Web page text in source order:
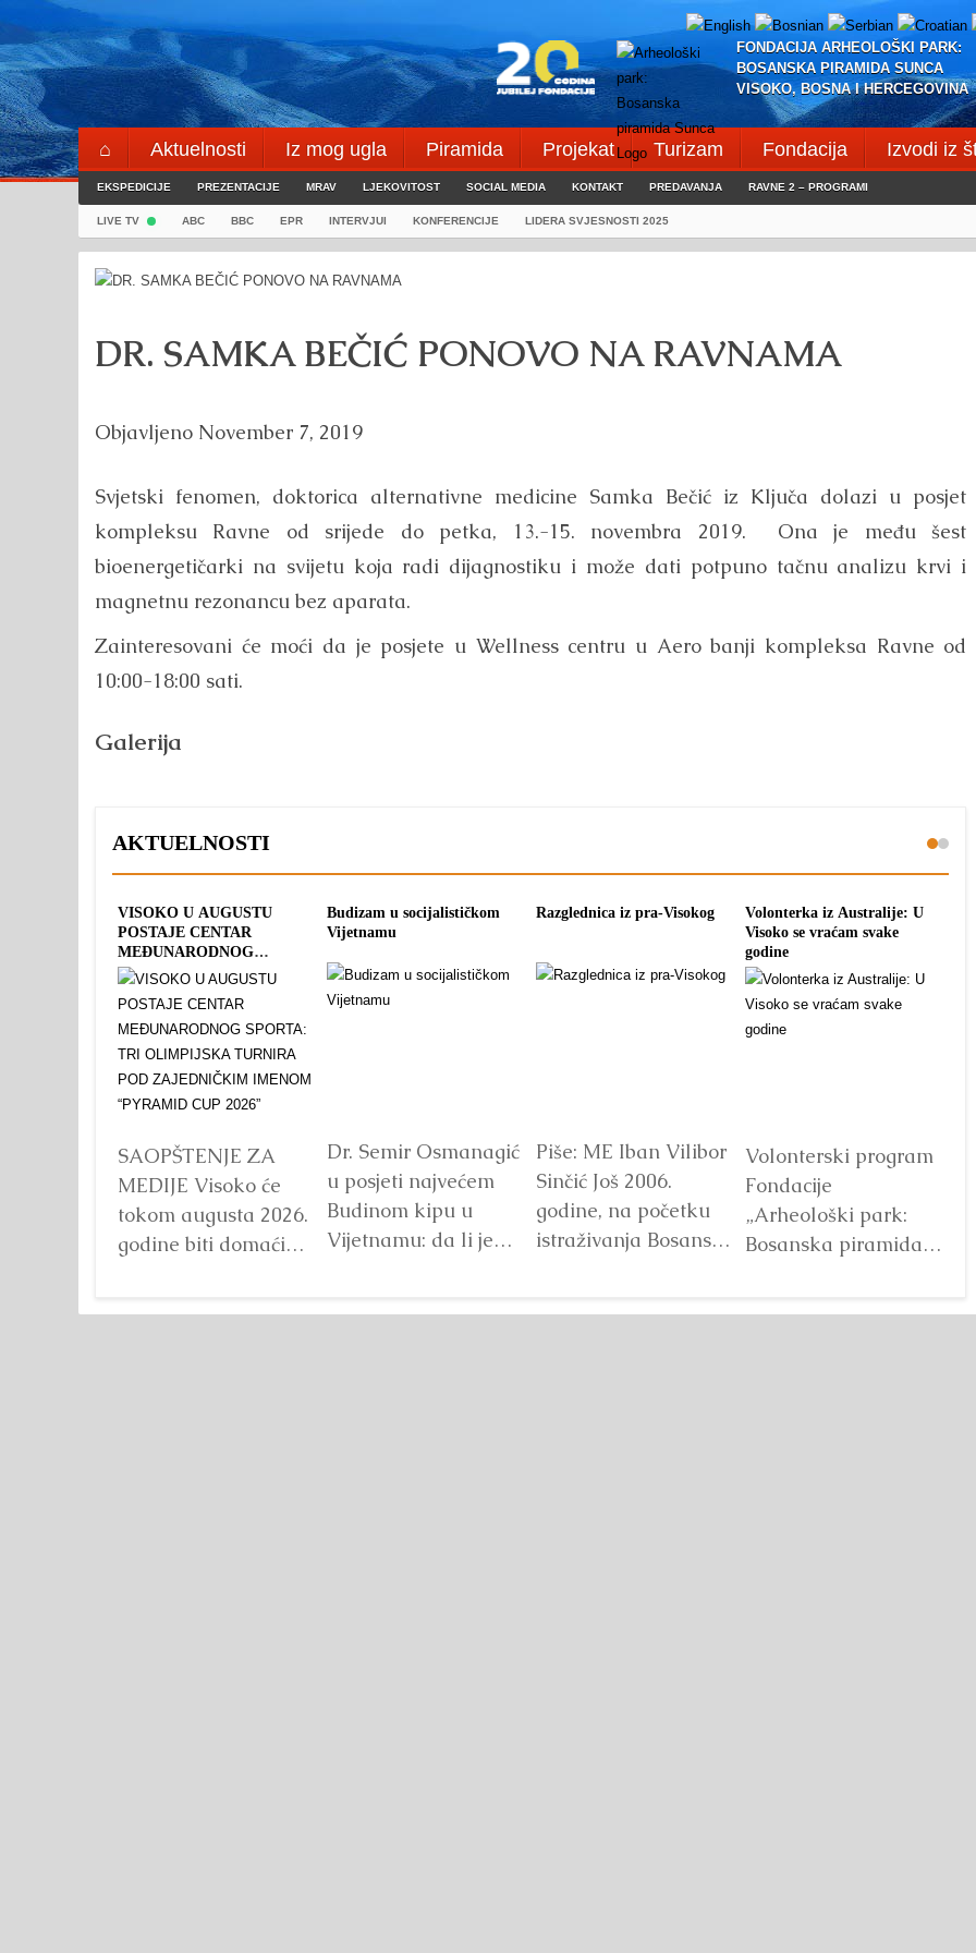
Skip
to
content
FONDACIJA ARHEOLOŠKI PARK:
BOSANSKA PIRAMIDA SUNCA
VISOKO, BOSNA I HERCEGOVINA
⌂ Aktuelnosti Iz mog ugla Piramida Projekat Turizam Fondacija Izvodi iz
Blogeri
⌖
EKSPEDICIJE PREZENTACIJE MRAV LJEKOVITOST SOCIAL MEDIA KONTAKT PREDAVANJA RAVNE 2 – PROGRAMI
LIVE TV ABC BBC EPR INTERVJUI KONFERENCIJE LIDERA SVJESNOSTI 2025
DR. SAMKA BEČIĆ PONOVO NA RAVNAMA
Objavljeno November 7, 2019
Svjetski fenomen, doktorica alternativne medicine Samka Bečić iz Ključa dolazi u posjet
kompleksu Ravne od srijede do petka, 13.-15. novembra 2019. Ona je među šest
bioenergetičarki na svijetu koja radi dijagnostiku i može dati potpuno tačnu analizu krvi i
magnetnu rezonancu bez aparata.
Zainteresovani će moći da je posjete u Wellness centru u Aero banji kompleksa Ravne od
10:00-18:00 sati.
Galerija
AKTUELNOSTI
VISOKO U AUGUSTU
POSTAJE CENTAR
MEĐUNARODNOG
SPORTA: TRI OLIMPIJSKA
ZAJEDNIČKIM IMENOM
“PYRAMID CUP 2026”
SAOPŠTENJE ZA
MEDIJE Visoko će
tokom augusta 2026.
godine biti domaćin
Budizam u socijalističkom
Vijetnamu
Dr. Semir Osmanagić
u posjeti najvećem
Budinom kipu u
Vijetnamu: da li je
Razglednica iz pra-Visokog
Piše: ME Iban Vilibor
Sinčić Još 2006.
godine, na početku
istraživanja Bosanske
Volonterka iz Australije: U
Visoko se vraćam svake
godine
Volonterski program
Fondacije
„Arheološki park:
Bosanska piramida